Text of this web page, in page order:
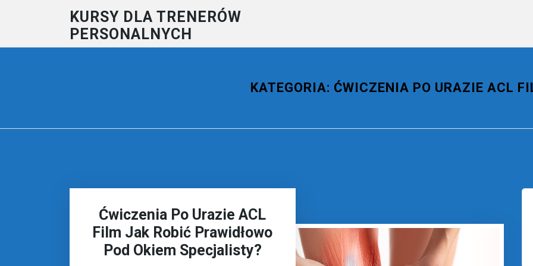
KURSY DLA TRENERÓW
PERSONALNYCH
KATEGORIA: ĆWICZENIA PO URAZIE ACL
Ćwiczenia Po Urazie ACL
Film Jak Robić Prawidłowo
Pod Okiem Specjalisty?